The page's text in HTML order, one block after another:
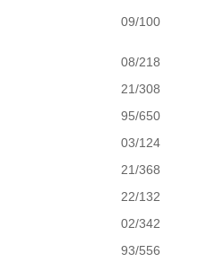
09/100
08/218
21/308
95/650
03/124
21/368
22/132
02/342
93/556